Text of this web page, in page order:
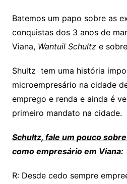
Batemos um papo sobre as
conquistas dos 3 anos de
Viana, Wantuil Schultz e
Shultz tem uma história
microempresário na cidade
emprego e renda e ainda é
primeiro mandato na cidade.
Schultz, fale um pouco
como empresário em Viana:
R: Desde cedo sempre